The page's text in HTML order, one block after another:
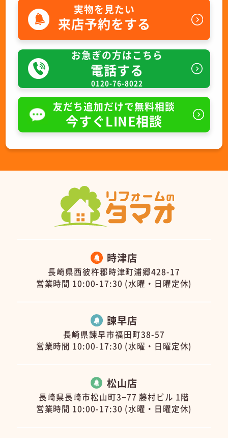
実物を見たい
来店予約をする
お急ぎの方はこちら
電話する
0120-76-8022
友だち追加だけで無料相談
今すぐLINE相談
時津店
長崎県西彼杵郡時津町浦郷428-17
営業時間 10:00-17:30 (水曜・日曜定休)
諫早店
長崎県諫早市福田町38-57
営業時間 10:00-17:30 (水曜・日曜定休)
松山店
長崎県長崎市松山町3−77 藤村ビル 1階
営業時間 10:00-17:30 (水曜・日曜定休)